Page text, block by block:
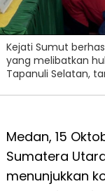
Kejati Sumut
yang melibatkan
Tapanuli Selatan,
Medan, 15
Sumatera
menunjukkan